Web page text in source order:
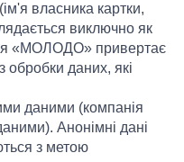
власника картки,
виключно як
«МОЛОДО» привертає
обробки даних, які
даними (компанія
Анонімні дані
з метою